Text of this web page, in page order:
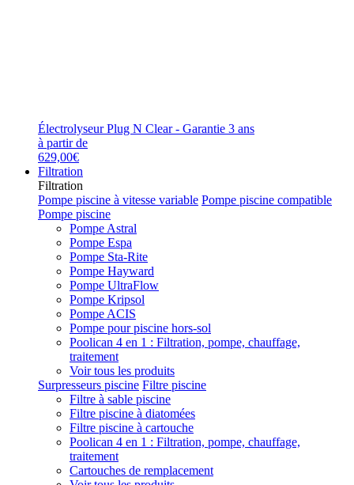
Électrolyseur Plug N Clear - Garantie 3 ans
à partir de
629,00€
Filtration
Filtration
Pompe piscine à vitesse variable Pompe piscine compatible
Pompe piscine
Pompe Astral
Pompe Espa
Pompe Sta-Rite
Pompe Hayward
Pompe UltraFlow
Pompe Kripsol
Pompe ACIS
Pompe pour piscine hors-sol
Poolican 4 en 1 : Filtration, pompe, chauffage,
traitement
Voir tous les produits
Surpresseurs piscine Filtre piscine
Filtre à sable piscine
Filtre piscine à diatomées
Filtre piscine à cartouche
Poolican 4 en 1 : Filtration, pompe, chauffage,
traitement
Cartouches de remplacement